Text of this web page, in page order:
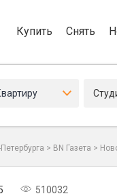
Купить Снять
> BN Газета >
510032